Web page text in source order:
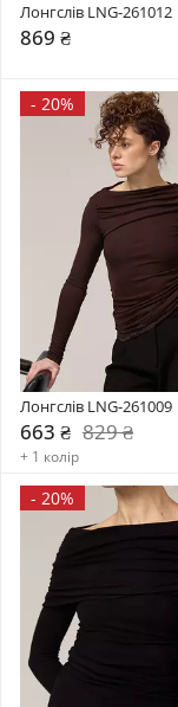
Лонгслів LNG-261012
869 ₴
- 20%
Лонгслів LNG-261009
663 ₴ 829 ₴
+ 1 колір
- 20%